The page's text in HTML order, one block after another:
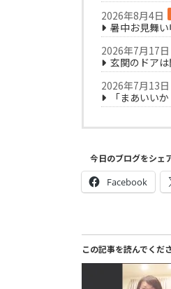
2026年8月4日
暑中お見舞
2026年7月17日
玄関のドア
2026年7月13日
「まあいい
今日のブログをシェ
Facebook
この記事を読んでくだ